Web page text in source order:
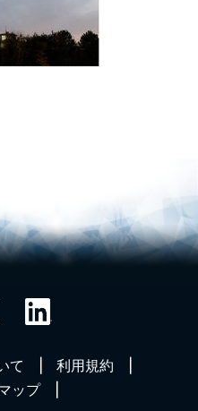
て
利用規約
ップ